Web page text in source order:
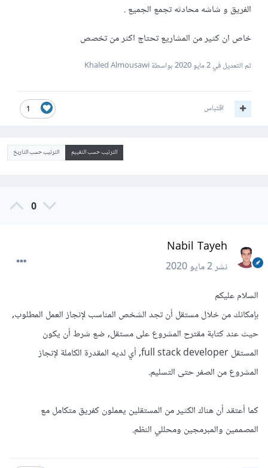
الفريق و شاشه محادثه تجمع الجميع .
خاص ان كثير من المشاريع تحتاج اكثر من تخصص
تم التعديل في2 مايو 2020 بواسطة Khaled Almousawi
1 اقتباس
الترتيب حسب التقييم الترتيب حسب التاريخ
0
Nabil Tayeh
نشر2 مايو 2020
السلام عليكم
بإمكانك من خلال مستقل أن تجد الشخص المناسب لإنجاز العمل المطلوب,
حيث عند كتابة مقترح المشروع على مستقل, ضع شرط أن يكون
المستقل full stack developer, أي لديه المقدرة الكاملة لإنجاز
المشروع من الصفر حتى التسليم.
كما أعتقد أن هناك الكثير من المستقلين يعملون كفريق متكامل مع
المصممين والمبرمجين ومحللي النظم.